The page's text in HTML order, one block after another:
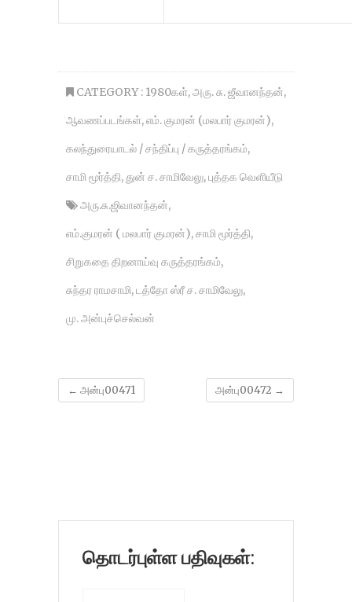
CATEGORY : 1980கள்,அரு. சு. ஜீவானந்தன்,
ஆவணப்படங்கள்,எம். குமரன் (மலபார் குமரன்),
கலந்துரையாடல் / சந்திப்பு / கருத்தரங்கம்,
சாமி மூர்த்தி,துன் ச. சாமிவேலு,புத்தக வெளியீடு
அரு.சு.ஜிவானந்தன்,
எம்.குமரன் ( மலபார் குமரன்),சாமி மூர்த்தி,
சிறுகதை திறனாய்வு கருத்தரங்கம்,
சுந்தர ராமசாமி,டத்தோ ஸ்ரீ ச. சாமிவேலு,
மு. அன்புச்செல்வன்
← அன்பு00471 அன்பு00472 →
தொடர்புள்ள பதிவுகள்: